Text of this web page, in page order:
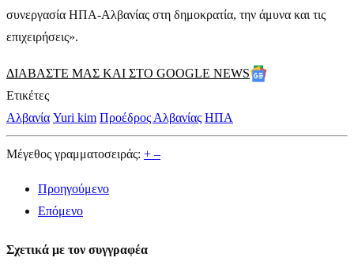
συνεργασία ΗΠΑ-Αλβανίας στη δημοκρατία, την άμυνα και τις
επιχειρήσεις».
ΔΙΑΒΑΣΤΕ ΜΑΣ ΚΑΙ ΣΤΟ GOOGLE NEWS
Ετικέτες
Αλβανία Yuri kim Προέδρος Αλβανίας ΗΠΑ
Μέγεθος γραμματοσειράς: + –
Προηγούμενο
Επόμενο
Σχετικά με τον συγγραφέα